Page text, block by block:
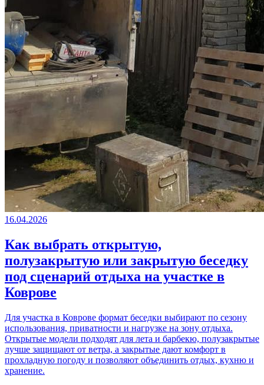
16.04.2026
Как выбрать открытую,
полузакрытую или закрытую беседку
под сценарий отдыха на участке в
Коврове
Для участка в Коврове формат беседки выбирают по сезону
использования, приватности и нагрузке на зону отдыха.
Открытые модели подходят для лета и барбекю, полузакрытые
лучше защищают от ветра, а закрытые дают комфорт в
прохладную погоду и позволяют объединить отдых, кухню и
хранение.